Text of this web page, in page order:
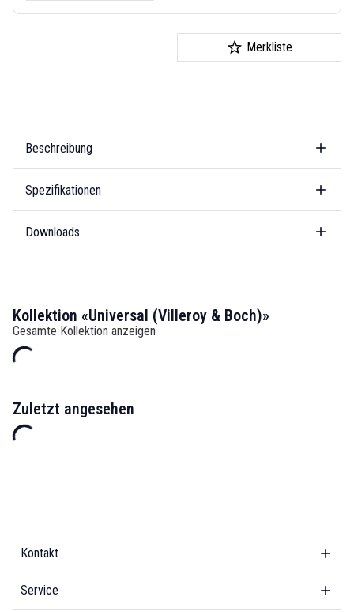
Merkliste
Beschreibung
Spezifikationen
Downloads
Kollektion «Universal (Villeroy & Boch)»
Gesamte Kollektion anzeigen
Zuletzt angesehen
Kontakt
Service